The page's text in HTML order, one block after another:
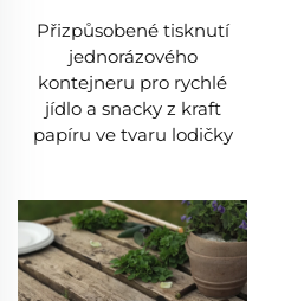
Přizpůsobené tisknutí
jednorázového
kontejneru pro rychlé
jídlo a snacky z kraft
papíru ve tvaru lodičky